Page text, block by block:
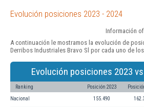
Evolución posiciones 2023 - 2024
Información
A continuación le mostramos la evolución de
Derribos Industriales Bravo Sl por cada uno de
Evolución posiciones 2023
Ranking Posición 2023
Nacional 155.490